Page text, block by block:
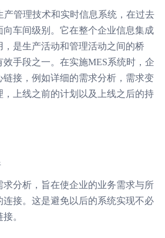
管理技术和实时信息系统，在过去
车间级别。它在整个企业信息集成
是生产活动和管理活动之间的桥
手段之一。在实施MES系统时，企
链接，例如详细的需求分析，需求变
，上线之前的计划以及上线之后的持
分析，旨在使企业的业务需求与所
连接。这是避免以后的系统实现不必
。